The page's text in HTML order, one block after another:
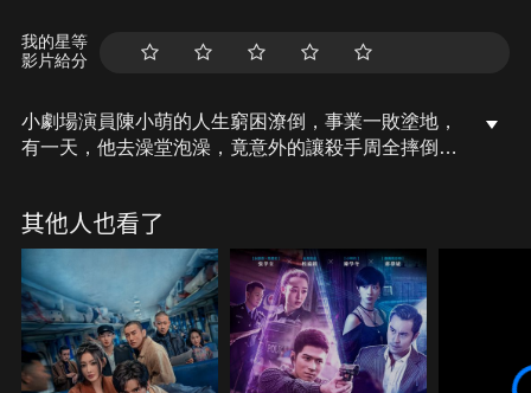
我的星等
影片給分
小劇場演員陳小萌的人生窮困潦倒，事業一敗塗地，
有一天，他去澡堂泡澡，竟意外的讓殺手周全摔倒失
單親媽媽李想的幫助下，他重新認識作為演員的自
己，探索前進的方向，在這過程中他和李想的內心也
悄悄發生變化…
其他人也看了